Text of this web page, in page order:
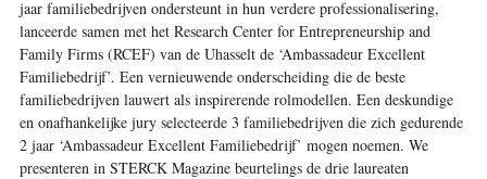
jaar familiebedrijven ondersteunt in hun verdere professionalisering,
lanceerde samen met het Research Center for Entrepreneurship and
Family Firms (RCEF) van de Uhasselt de ‘Ambassadeur Excellent
Familiebedrijf’. Een vernieuwende onderscheiding die de beste
familiebedrijven lauwert als inspirerende rolmodellen. Een deskundige
en onafhankelijke jury selecteerde 3 familiebedrijven die zich gedurende
2 jaar ‘Ambassadeur Excellent Familiebedrijf’ mogen noemen. We
presenteren in STERCK Magazine beurtelings de drie laureaten